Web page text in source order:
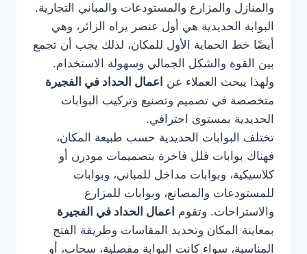
والمنازل والمزارع والمستودعات والمباني التجارية.
البوابة الحديدية هي أول عنصر يراه الزائر، وهي
أيضًا خط الحماية الأول للمكان، لذلك يجب أن تجمع
بين القوة والشكل الجمالي وسهولة الاستخدام.
ولهذا يبحث العملاء عن اعمال الحداد في الفجيرة
متخصصة في تصميم وتصنيع وتركيب البوابات
الحديدية بمستوى احترافي.
تختلف البوابات الحديدية حسب طبيعة المكان،
فهناك بوابات فلل فاخرة بتصميمات مودرن أو
كلاسيكية، وبوابات مداخل للمباني، وبوابات
للمستودعات والمصانع، وبوابات للمزارع
والاستراحات. وتقوم اعمال الحداد في الفجيرة
بمعاينة المكان وتحديد المقاسات وطريقة الفتح
المناسبة، سواء كانت البوابة مفصلية، سحاب، أو